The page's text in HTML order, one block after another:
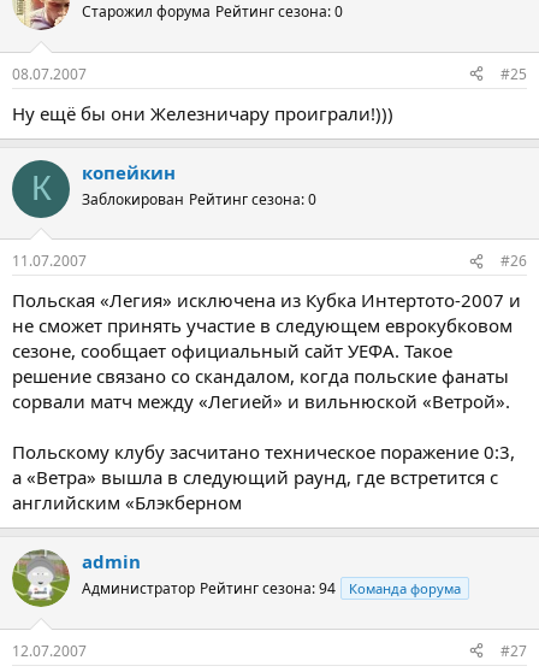
Старожил форума Рейтинг сезона: 0
08.07.2007 #25
Ну ещё бы они Железничару проиграли!)))
К копейкин
Заблокирован Рейтинг сезона: 0
11.07.2007 #26
Польская «Легия» исключена из Кубка Интертото-2007 и
не сможет принять участие в следующем еврокубковом
сезоне, сообщает официальный сайт УЕФА. Такое
решение связано со скандалом, когда польские фанаты
сорвали матч между «Легией» и вильнюской «Ветрой».
Польскому клубу засчитано техническое поражение 0:3,
а «Ветра» вышла в следующий раунд, где встретится с
английским «Блэкберном
admin
Администратор Рейтинг сезона: 94 Команда форума
12.07.2007 #27